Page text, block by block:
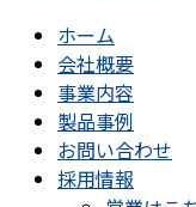
ホーム
会社概要
事業内容
製品事例
お問い合わせ
採用情報